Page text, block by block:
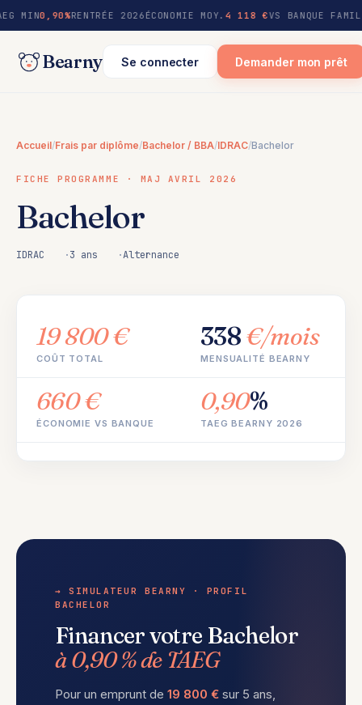
contenu
MIN0,90%RENTRÉE 2026 ÉCONOMIE MOY. 4 118 €VS BANQUE
Bearny Se connecter Demander mon prêt
Accueil/Frais par diplôme/Bachelor / BBA/IDRAC/Bachelor
FICHE PROGRAMME · MAJ AVRIL 2026
Bachelor
IDRAC 3 ans Alternance
19 800 €
COÛT TOTAL
338€/mois
MENSUALITÉ BEARNY
660 €
ÉCONOMIE VS BANQUE
0,90%
TAEG BEARNY 2026
→ SIMULATEUR BEARNY · PROFIL
BACHELOR
Financer votre Bachelor
à 0,90 % de TAEG
Pour un emprunt de 19 800 € sur 5 ans,